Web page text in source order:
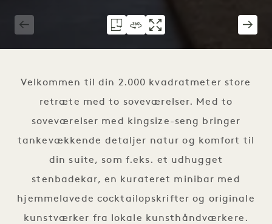
Velkommen til din 2.000 kvadratmeter store
retræte med to soveværelser. Med to
soveværelser med kingsize-seng bringer
tankevækkende detaljer natur og komfort til
din suite, som f.eks. et udhugget
stenbadekar, en kurateret minibar med
hjemmelavede cocktailopskrifter og originale
kunstværker fra lokale kunsthåndværkere.